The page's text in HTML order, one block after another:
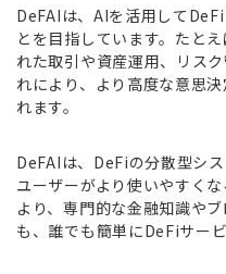
DeFAIは、AIを活用して
とを目指しています。たと
れた取引や資産運用、リス
れにより、より高度な意思
れます。
DeFAIは、DeFiの分散型シ
ユーザーがより使いやすく
より、専門的な金融知識や
も、誰でも簡単にDeFiサー